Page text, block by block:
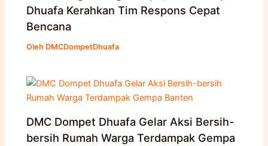
Dhuafa Kerahkan Tim Respons Cepat
Bencana
Oleh DMCDompetDhuafa
DMC Dompet Dhuafa Gelar Aksi Bersih-
bersih Rumah Warga Terdampak Gempa